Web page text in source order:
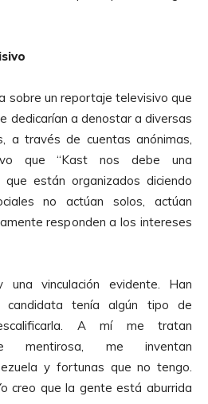
sobre un reportaje televisivo que
dedicarían a denostar a diversas
a través de cuentas anónimas,
que “Kast nos debe una
están organizados diciendo
no actúan solos, actúan
responden a los intereses
una vinculación evidente. Han
tenía algún tipo de
A mí me tratan
mentirosa, me inventan
y fortunas que no tengo.
creo que la gente está aburrida